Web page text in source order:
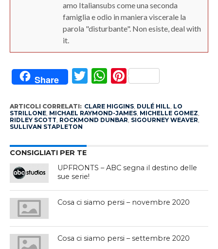
amo Italiansubs come una seconda
famiglia e odio in maniera viscerale la
parola "disturbante". Non esiste, deal with
it.
Share Twitter
WhatsApp
Pinterest
ARTICOLI CORRELATI: CLARE HIGGINS, DULÉ HILL, LO
STRILLONE, MICHAEL RAYMOND-JAMES, MICHELLE GOMEZ,
RIDLEY SCOTT, ROCKMOND DUNBAR, SIGOURNEY WEAVER,
SULLIVAN STAPLETON
CONSIGLIATI PER TE
UPFRONTS – ABC segna il destino delle
sue serie!
Cosa ci siamo persi – novembre 2020
Cosa ci siamo persi – settembre 2020